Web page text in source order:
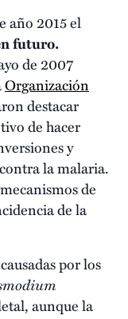
año 2015 el
futuro.
de 2007
Organización
destacar
de hacer
y
la malaria.
de
de la
por los
aunque la